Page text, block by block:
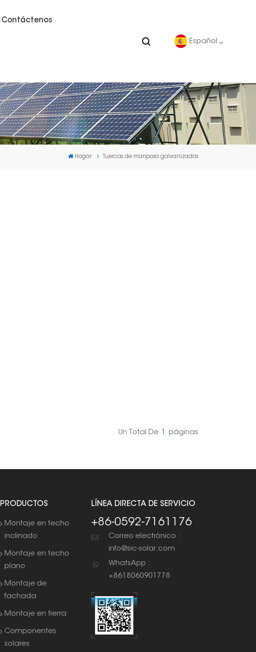
Contáctenos
Español
English
Deutsch
español
português
Hogar Tuercas de mariposa galvanizadas
Un Total De
Páginas
PRODUCTOS
Montaje en techo
inclinado
Montaje en techo
plano
Montaje de
fachada
Montaje en tierra
Componentes
solares
LÍNEA DIRECTA DE SERVICIO
+86-0592-7161176
Correo electrónico :
info@sic-solar.com
WhatsApp :
+8618060901778